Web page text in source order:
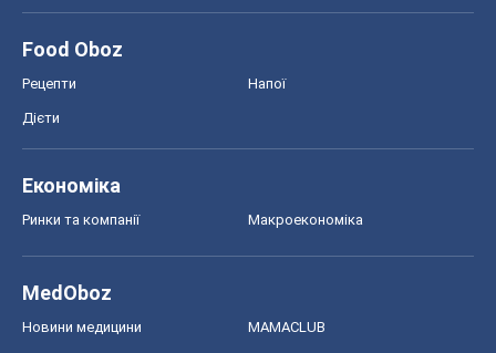
Food Oboz
Рецепти Напої
Дієти
Економіка
Ринки та компанії Макроекономіка
MedOboz
Новини медицини MAMACLUB